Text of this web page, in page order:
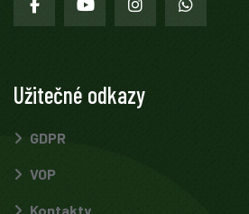
FacebookYoutubeInstagramWhatsApp
Užitečné odkazy
GDPR
VOP
Kontakty